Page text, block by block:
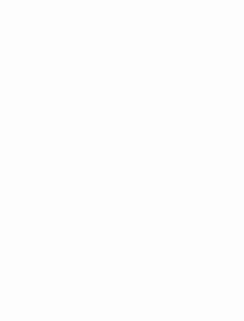
comunicadores, ya
las plantas y cada
a sus familias a ser